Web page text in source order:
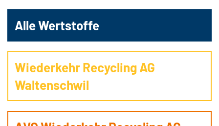
Alle Wertstoffe
Wiederkehr Recycling AG
Waltenschwil